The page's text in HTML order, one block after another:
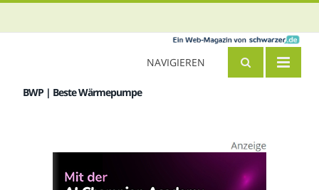
BWP | Beste Wärmepumpe
NAVIGIEREN